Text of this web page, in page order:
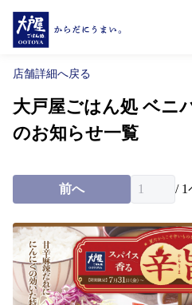
メニュー
新着情報
からだ想い定食
よくあるご質問
店舗詳細へ戻る
大戸屋ごはん処 ベニ
のお知らせ一覧
前へ / 1